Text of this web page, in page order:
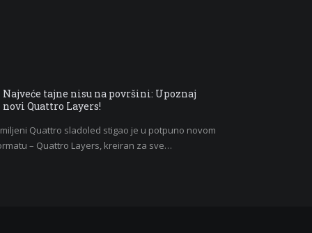
Najveće tajne nisu na površini: Upoznaj
novi Quattro Layers!
Quattro sladoled stigao je u potpuno novom
– Quattro Layers, kreiran za sve…